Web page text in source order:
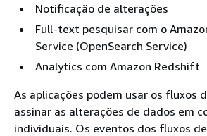
Notificação de alterações
Full-text pesquisar com o
Service (OpenSearch Service)
Analytics com Amazon Redshift
As aplicações podem usar os fluxos
assinar as alterações de dados em
individuais. Os eventos dos fluxos